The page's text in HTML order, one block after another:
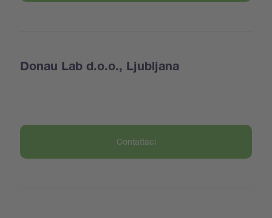
Donau Lab d.o.o., Ljubljana
Contattaci